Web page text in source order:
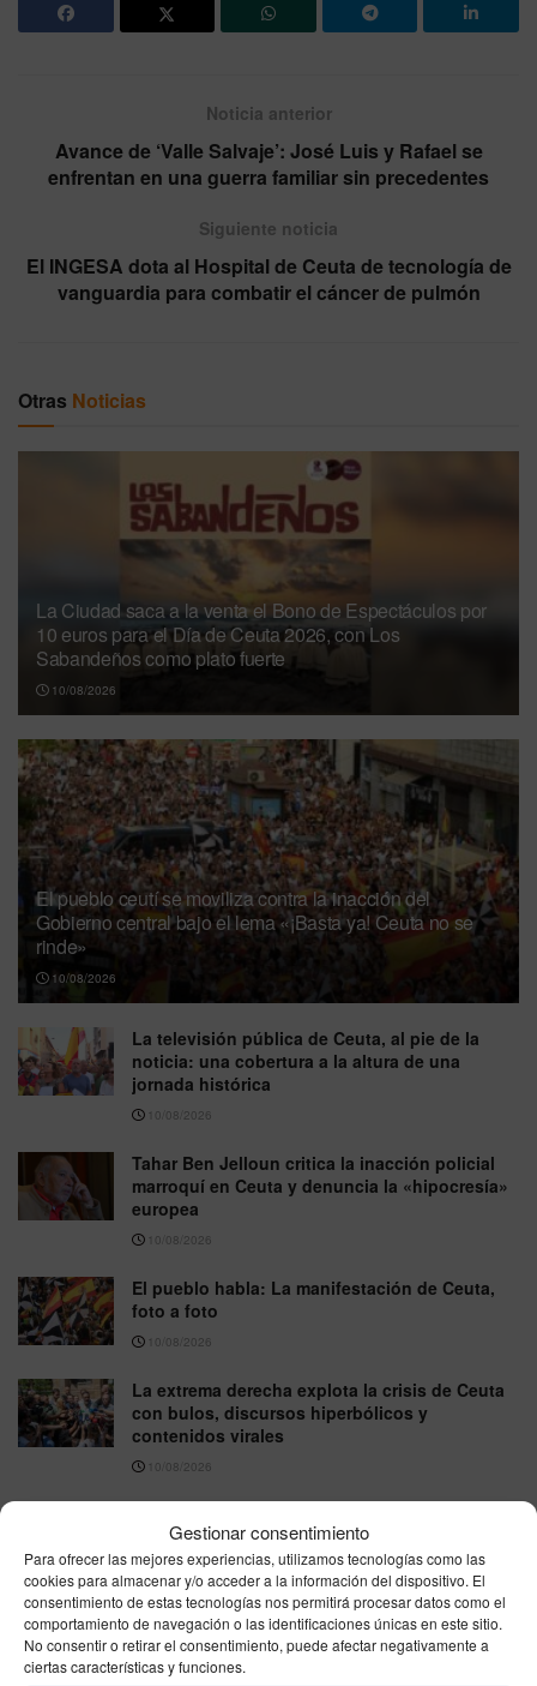
Gestionar consentimiento
Para ofrecer las mejores experiencias, utilizamos tecnologías como las
cookies para almacenar y/o acceder a la información del dispositivo. El
consentimiento de estas tecnologías nos permitirá procesar datos como el
comportamiento de navegación o las identificaciones únicas en este sitio.
No consentir o retirar el consentimiento, puede afectar negativamente a
ciertas características y funciones.
Noticia anterior
Avance de ‘Valle Salvaje’: José Luis y Rafael se
enfrentan en una guerra familiar sin precedentes
Siguiente noticia
El INGESA dota al Hospital de Ceuta de tecnología de
vanguardia para combatir el cáncer de pulmón
Otras Noticias
La Ciudad saca a la venta el Bono de Espectáculos por
10 euros para el Día de Ceuta 2026, con Los
Sabandeños como plato fuerte
10/08/2026
El pueblo ceutí se moviliza contra la inacción del
Gobierno central bajo el lema «¡Basta ya! Ceuta no se
rinde»
10/08/2026
La televisión pública de Ceuta, al pie de la
noticia: una cobertura a la altura de una
jornada histórica
10/08/2026
Tahar Ben Jelloun critica la inacción policial
marroquí en Ceuta y denuncia la «hipocresía»
europea
10/08/2026
El pueblo habla: La manifestación de Ceuta,
foto a foto
10/08/2026
La extrema derecha explota la crisis de Ceuta
con bulos, discursos hiperbólicos y
contenidos virales
10/08/2026
fallecidos tras la entrada masiva en Ceuta
10/08/2026
Un migrante logra burlar el blindaje de Ceuta y
aterriza en Benzú a bordo de un parapente
10/08/2026